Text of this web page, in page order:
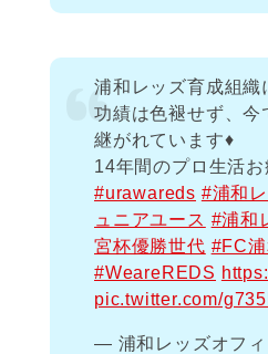
浦和レッズ育成組織
功績は色褪せず、今
継がれています♦️
14年間のプロ生活
#urawareds #浦和
ュニアユース #浦和
宮杯優勝世代 #FC
#WeareREDS
pic.twitter.com/
— 浦和レッズオフ